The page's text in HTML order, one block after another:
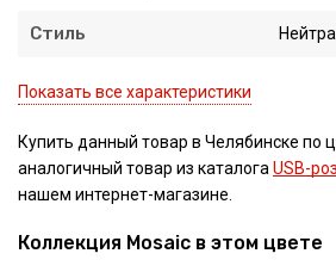
Стиль
Показать все характеристики
Купить данный товар в Челябинске по
аналогичный товар из каталогаUSB-
нашем интернет-магазине.
Коллекция Mosaic в этом цвете